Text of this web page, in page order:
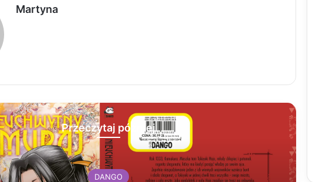
Martyna
Przeczytaj później
DANGO